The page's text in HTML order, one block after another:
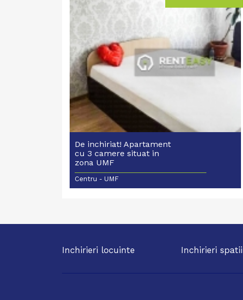
De inchiriat! Apartament
cu 3 camere situat in
zona UMF
Centru - UMF
Inchirieri locuinte Inchirieri spatii